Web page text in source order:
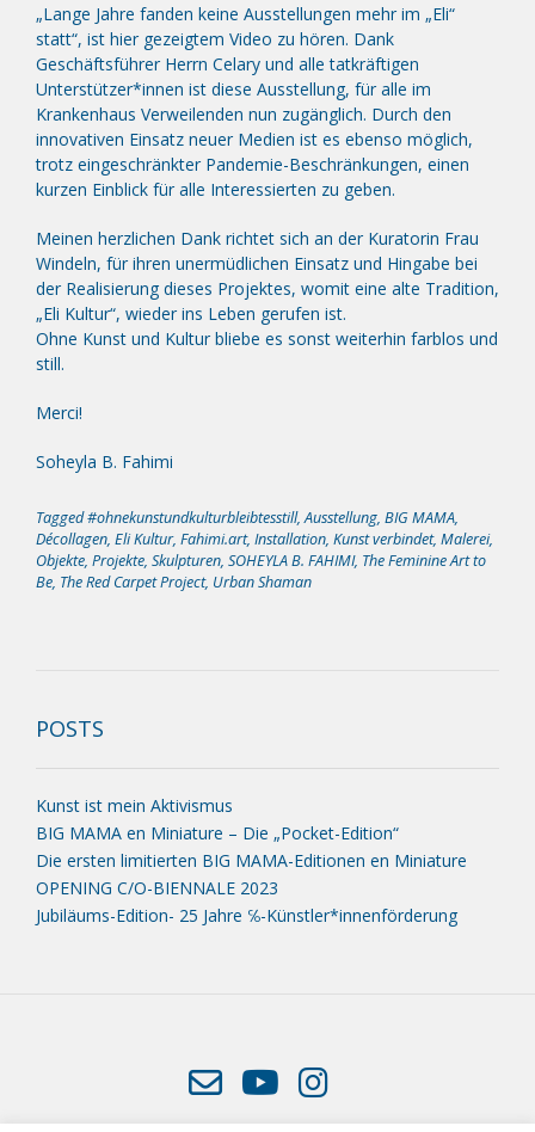
„Lange Jahre fanden keine Ausstellungen mehr im „Eli“
statt“, ist hier gezeigtem Video zu hören. Dank
Geschäftsführer Herrn Celary und alle tatkräftigen
Unterstützer*innen ist diese Ausstellung, für alle im
Krankenhaus Verweilenden nun zugänglich. Durch den
innovativen Einsatz neuer Medien ist es ebenso möglich,
trotz eingeschränkter Pandemie-Beschränkungen, einen
kurzen Einblick für alle Interessierten zu geben.
Meinen herzlichen Dank richtet sich an der Kuratorin Frau
Windeln, für ihren unermüdlichen Einsatz und Hingabe bei
der Realisierung dieses Projektes, womit eine alte Tradition,
„Eli Kultur“, wieder ins Leben gerufen ist.
Ohne Kunst und Kultur bliebe es sonst weiterhin farblos und
still.
Merci!
Soheyla B. Fahimi
Tagged#ohnekunstundkulturbleibtesstill,Ausstellung, BIG MAMA,
Décollagen, Eli Kultur, Fahimi.art, Installation, Kunst verbindet, Malerei,
Objekte, Projekte, Skulpturen, SOHEYLA B. FAHIMI, The Feminine Art to
Be, The Red Carpet Project, Urban Shaman
POSTS
Kunst ist mein Aktivismus
BIG MAMA en Miniature – Die „Pocket-Edition“
Die ersten limitierten BIG MAMA-Editionen en Miniature
OPENING C/O-BIENNALE 2023
Jubiläums-Edition- 25 Jahre ℅-Künstler*innenförderung